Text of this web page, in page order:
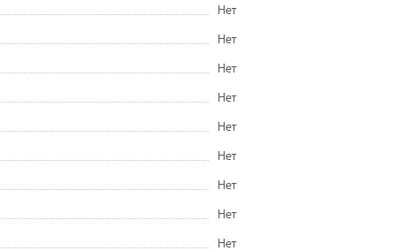
Нет
Нет
Нет
Нет
Нет
Нет
Нет
Нет
Нет